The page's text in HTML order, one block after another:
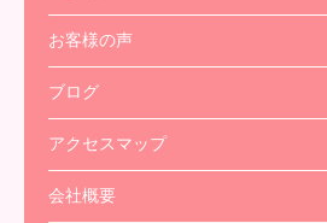
お客様の声
ブログ
アクセスマップ
会社概要